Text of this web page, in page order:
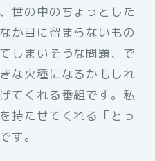
世の中のちょっとした
か目に留まらないもの
しまいそうな問題、で
な火種になるかもしれ
てくれる番組です。私
持たせてくれる「とっ
す。